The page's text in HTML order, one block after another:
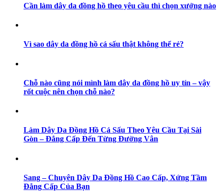
Cần làm dây da đồng hồ theo yêu cầu thì chọn xưởng nào
Vì sao dây da đồng hồ cá sấu thật không thể rẻ?
Chỗ nào cũng nói mình làm dây da đồng hồ uy tín – vậy
rốt cuộc nên chọn chỗ nào?
Làm Dây Da Đồng Hồ Cá Sấu Theo Yêu Cầu Tại Sài
Gòn – Đẳng Cấp Đến Từng Đường Vân
Sang – Chuyên Dây Da Đồng Hồ Cao Cấp, Xứng Tầm
Đẳng Cấp Của Bạn